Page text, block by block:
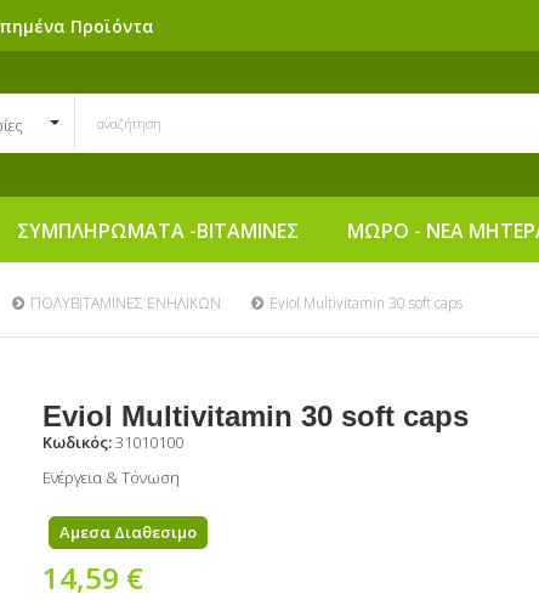
Προϊόντα
ΣΥΜΠΛΗΡΩΜΑΤΑ -ΒΙΤΑΜΙΝΕΣ ΜΩΡΟ - ΝΕΑ
ΠΟΛΥΒΙΤΑΜΙΝΕΣ ΕΝΗΛΙΚΩΝ Eviol Multivitamin 30 soft caps
Eviol Multivitamin 30 soft caps
Κωδικός:31010100
Ενέργεια & Τόνωση
Αμεσα Διαθεσιμο
14,59 €